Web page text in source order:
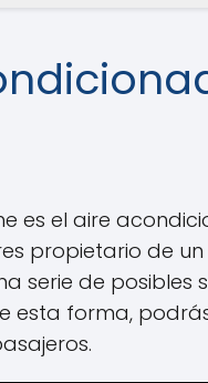
es el aire
propietario de
serie de posibles
esta forma,